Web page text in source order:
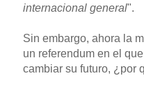
internacional general".
Sin embargo, ahora la
un referendum en el
cambiar su futuro, ¿por